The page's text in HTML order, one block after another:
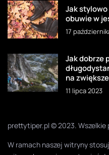
Jak
obuwie w
17
Jak dobrze
na
11 lipca 2023
prettytiper.pl © 2023. Wszelkie
W ramach naszej witryny